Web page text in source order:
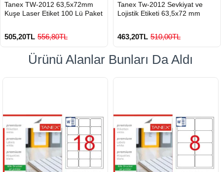
GÖNDERİ
900 TL Üzeri Kargo Ücretsiz
Tanex TW-2012 63,5x72mm
Kuşe Laser Etiket 100 Lü Paket
505,20TL 556,80TL
GÖNDERİ
900 TL Üzeri Kargo Ücretsiz
Tanex Tw-2012 Sevkiyat ve
Lojistik Etiketi 63,5x72 mm
463,20TL 510,00TL
Ürünü Alanlar Bunları Da Aldı